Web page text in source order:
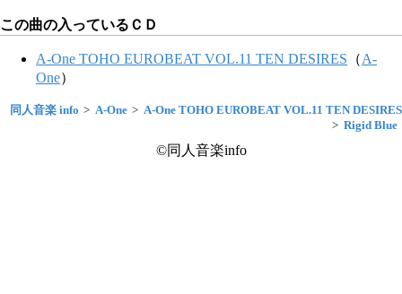
この曲の入っているＣＤ
A-One TOHO EUROBEAT VOL.11 TEN DESIRES （A-
One）
同人音楽 info A-One
A-One TOHO EUROBEAT VOL.11 TEN DESIRES
Rigid Blue
©同人音楽info